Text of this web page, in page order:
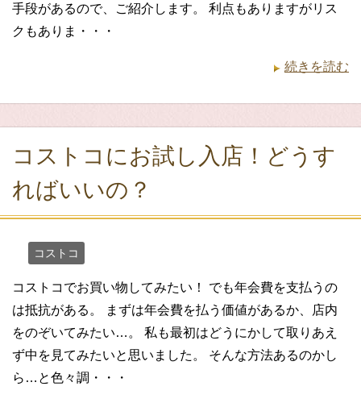
手段があるので、ご紹介します。 利点もありますがリス
クもありま・・・
続きを読む
コストコにお試し入店！どうす
ればいいの？
コストコ
コストコでお買い物してみたい！ でも年会費を支払うの
は抵抗がある。 まずは年会費を払う価値があるか、店内
をのぞいてみたい…。 私も最初はどうにかして取りあえ
ず中を見てみたいと思いました。 そんな方法あるのかし
ら…と色々調・・・